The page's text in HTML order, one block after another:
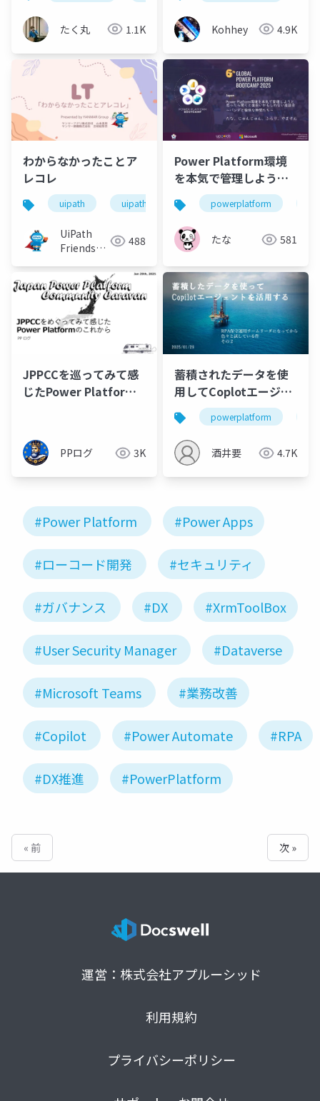
たく丸 1.1K Kohhey 4.9K
わからなかったことア
レコレ
uipath uipathfriends
UiPath
Friends
488
Power Platform環境
を本気で管理しようと
思ったら聞くと面白い
かもしれない座談会 ～
パンダと愉快な仲間た
ち～
powerplatform
たな 581
JPPCCを巡ってみて感
じたPower Platform
PPログ 3K
蓄積されたデータを使
用してCoplotエージェ
ントで活用する
powerplatform
酒井要 4.7K
#Power Platform #Power Apps
#ローコード開発 #セキュリティ
#ガバナンス #DX #XrmToolBox
#User Security Manager #Dataverse
#Microsoft Teams #業務改善
#Copilot #Power Automate #RPA
#DX推進 #PowerPlatform
« 前 次 »
運営：株式会社アプルーシッド
利用規約
プライバシーポリシー